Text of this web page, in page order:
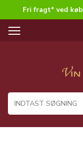
Fri fragt* ved
T
a
i